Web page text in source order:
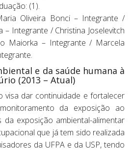
(1).
Oliveira Bonci – Integrante /
– Integrante / Christina Joselevitch
Maiorka – Integrante / Marcela
e da saúde humana à
(2013 – Atual)
visa dar continuidade e fortalecer
da exposição ao
exposição ambiental-alimentar
que já tem sido realizada
da UFPA e da USP, tendo